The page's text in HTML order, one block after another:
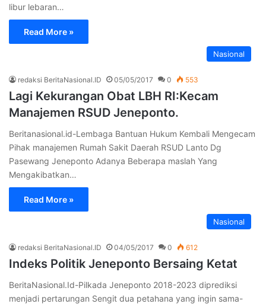
libur lebaran…
Read More »
Nasional
redaksi BeritaNasional.ID 05/05/2017 0 553
Lagi Kekurangan Obat LBH RI:Kecam
Manajemen RSUD Jeneponto.
Beritanasional.id-Lembaga Bantuan Hukum Kembali Mengecam
Pihak manajemen Rumah Sakit Daerah RSUD Lanto Dg
Pasewang Jeneponto Adanya Beberapa maslah Yang
Mengakibatkan…
Read More »
Nasional
redaksi BeritaNasional.ID 04/05/2017 0 612
Indeks Politik Jeneponto Bersaing Ketat
BeritaNasional.Id-Pilkada Jeneponto 2018-2023 diprediksi
menjadi pertarungan Sengit dua petahana yang ingin sama-